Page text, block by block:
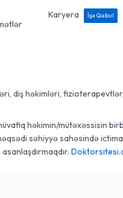
Karyera
İşə Qəbul
diş həkimləri,
həkimin/mütəxəssisin
səhiyyə sahəsində